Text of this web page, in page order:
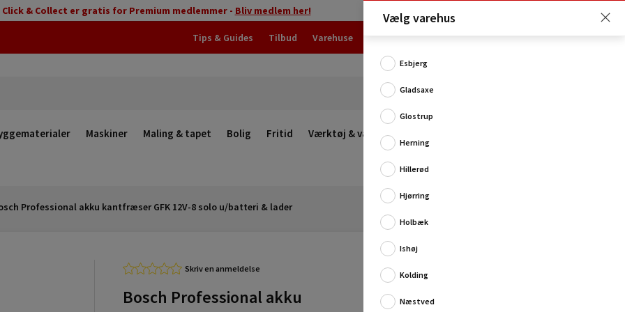
Click & Collect er gratis for Premium medlemmer - Bliv medlem her!
Tips & Guides Tilbud Varehuse
Maskiner Maling & tapet Bolig Fritid Værktøj & værksted
Professional akku kantfræser GFK 12V-8 solo u/batteri & lader
Skriv en anmeldelse
Bosch Professional akku
Vælg varehus
Esbjerg
Gladsaxe
Glostrup
Herning
Hillerød
Hjørring
Holbæk
Ishøj
Kolding
Næstved